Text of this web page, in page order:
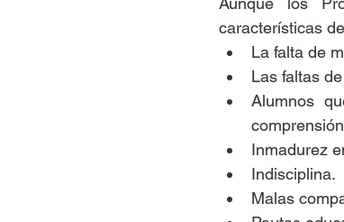
características
La falta de
Las faltas
Alumnos
Inmadurez
Indisciplina.
Malas